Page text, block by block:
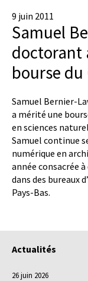
9 juin 2011
Samuel
doctorant
bourse du
Samuel Bernier-
a mérité une
en sciences
Samuel continue
numérique en
année consacrée
dans des bureaux
Pays-Bas.
Actualités
26 juin 2026